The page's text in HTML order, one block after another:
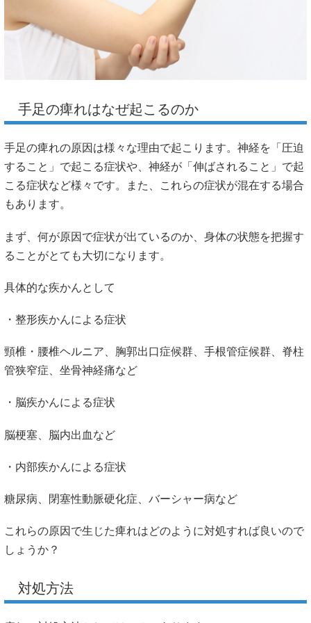
手足の痺れはなぜ起こるのか
手足の痺れの原因は様々な理由で起こります。神経を「圧迫
すること」で起こる症状や、神経が「伸ばされること」で起
こる症状など様々です。また、これらの症状が混在する場合
もあります。
まず、何が原因で症状が出ているのか、身体の状態を把握す
ることがとても大切になります。
具体的な疾かんとして
・整形疾かんによる症状
頸椎・腰椎ヘルニア、胸郭出口症候群、手根管症候群、脊柱
管狭窄症、坐骨神経痛など
・脳疾かんによる症状
脳梗塞、脳内出血など
・内部疾かんによる症状
糖尿病、閉塞性動脈硬化症、バーシャー病など
これらの原因で生じた痺れはどのように対処すれば良いので
しょうか？
対処方法